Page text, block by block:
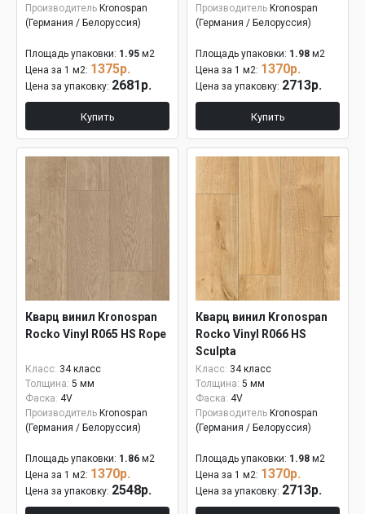
Производитель Kronospan
(Германия / Белоруссия)
Площадь упаковки: 1.95 м2
Цена за 1 м2: 1375р.
Цена за упаковку: 2681р.
Купить
Производитель Kronospan
(Германия / Белоруссия)
Площадь упаковки: 1.98 м2
Цена за 1 м2: 1370р.
Цена за упаковку: 2713р.
Купить
Кварц винил Kronospan
Rocko Vinyl R065 HS Rope
Класс: 34 класс
Толщина: 5 мм
Фаска: 4V
Производитель Kronospan
(Германия / Белоруссия)
Площадь упаковки: 1.86 м2
Цена за 1 м2: 1370р.
Цена за упаковку: 2548р.
Кварц винил Kronospan
Rocko Vinyl R066 HS
Sculpta
Класс: 34 класс
Толщина: 5 мм
Фаска: 4V
Производитель Kronospan
(Германия / Белоруссия)
Площадь упаковки: 1.98 м2
Цена за 1 м2: 1370р.
Цена за упаковку: 2713р.